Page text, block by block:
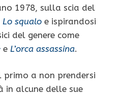
1978, sulla scia del
Lo squalo e ispirandosi
del genere come
e L’orca assassina.
a non prendersi
in alcune delle sue